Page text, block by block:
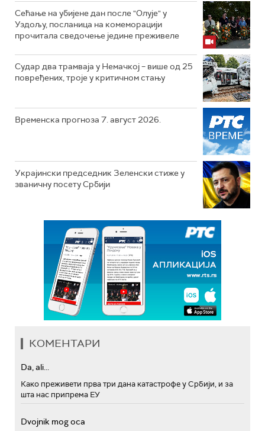
Сећање на убијене дан после "Олује" у
Уздољу, посланица на комеморацији
прочитала сведочење једине преживеле
Судар два трамваја у Немачкој – више од 25
повређених, троје у критичном стању
Временска прогноза 7. август 2026.
Украјински председник Зеленски стиже у
званичну посету Србији
КОМЕНТАРИ
Da, ali...
Како преживети прва три дана катастрофе у Србији, и за
шта нас припрема ЕУ
Dvojnik mog oca